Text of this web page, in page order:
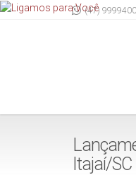
(47)
Itajaí/SC